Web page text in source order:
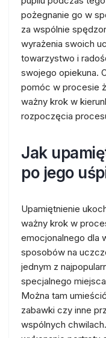
pożegnanie go w
za wspólnie
wyrażenia swoich
towarzystwo i
swojego opiekuna.
pomóc w procesie
ważny krok w
rozpoczęcia
Jak
po jego
Upamiętnienie
ważny krok w
emocjonalnego dla
sposobów na
jednym z
specjalnego
Można tam
zabawki czy inne
wspólnych